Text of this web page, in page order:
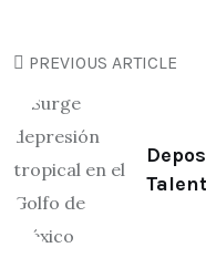
PREVIOUS ARTICLE